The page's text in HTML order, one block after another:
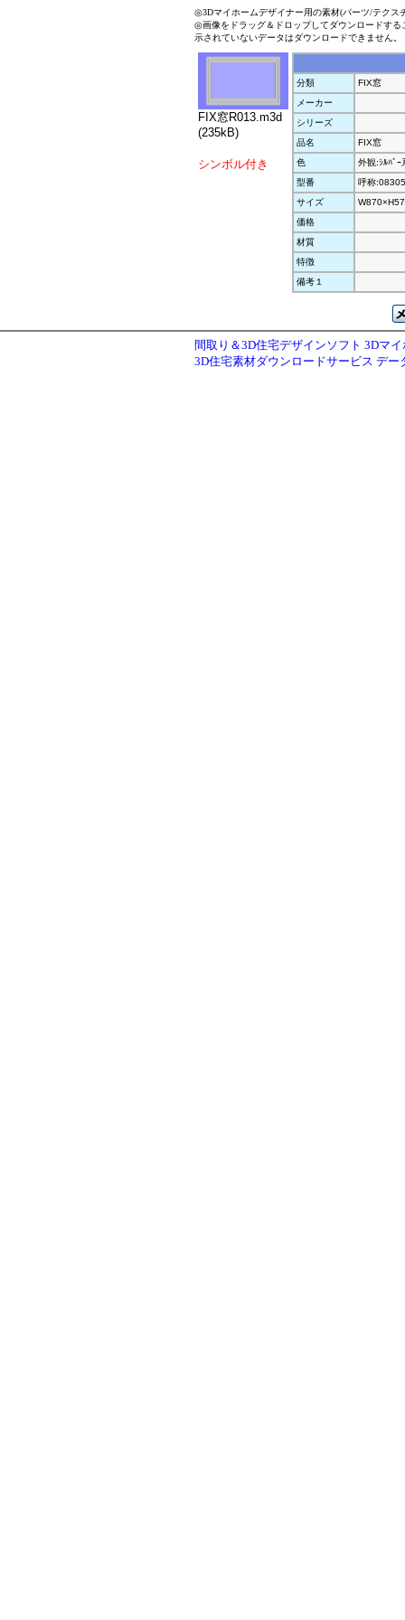
◎3Dマイホームデザイナー用の素材(パーツ/テクス
◎画像をドラッグ＆ドロップしてダウンロードす
示されていないデータはダウンロードできません。
FIX窓R013.m3d
(235kB)
シンボル付き
分類
FIX窓
メーカー
シリーズ
品名
FIX窓
色
外観:ｼﾙﾊﾞｰ
型番
呼称:08305
サイズ
価格
材質
特徴
備考１
間取り＆3D住宅デザインソフト 3Dマ
3D住宅素材ダウンロードサービス デー